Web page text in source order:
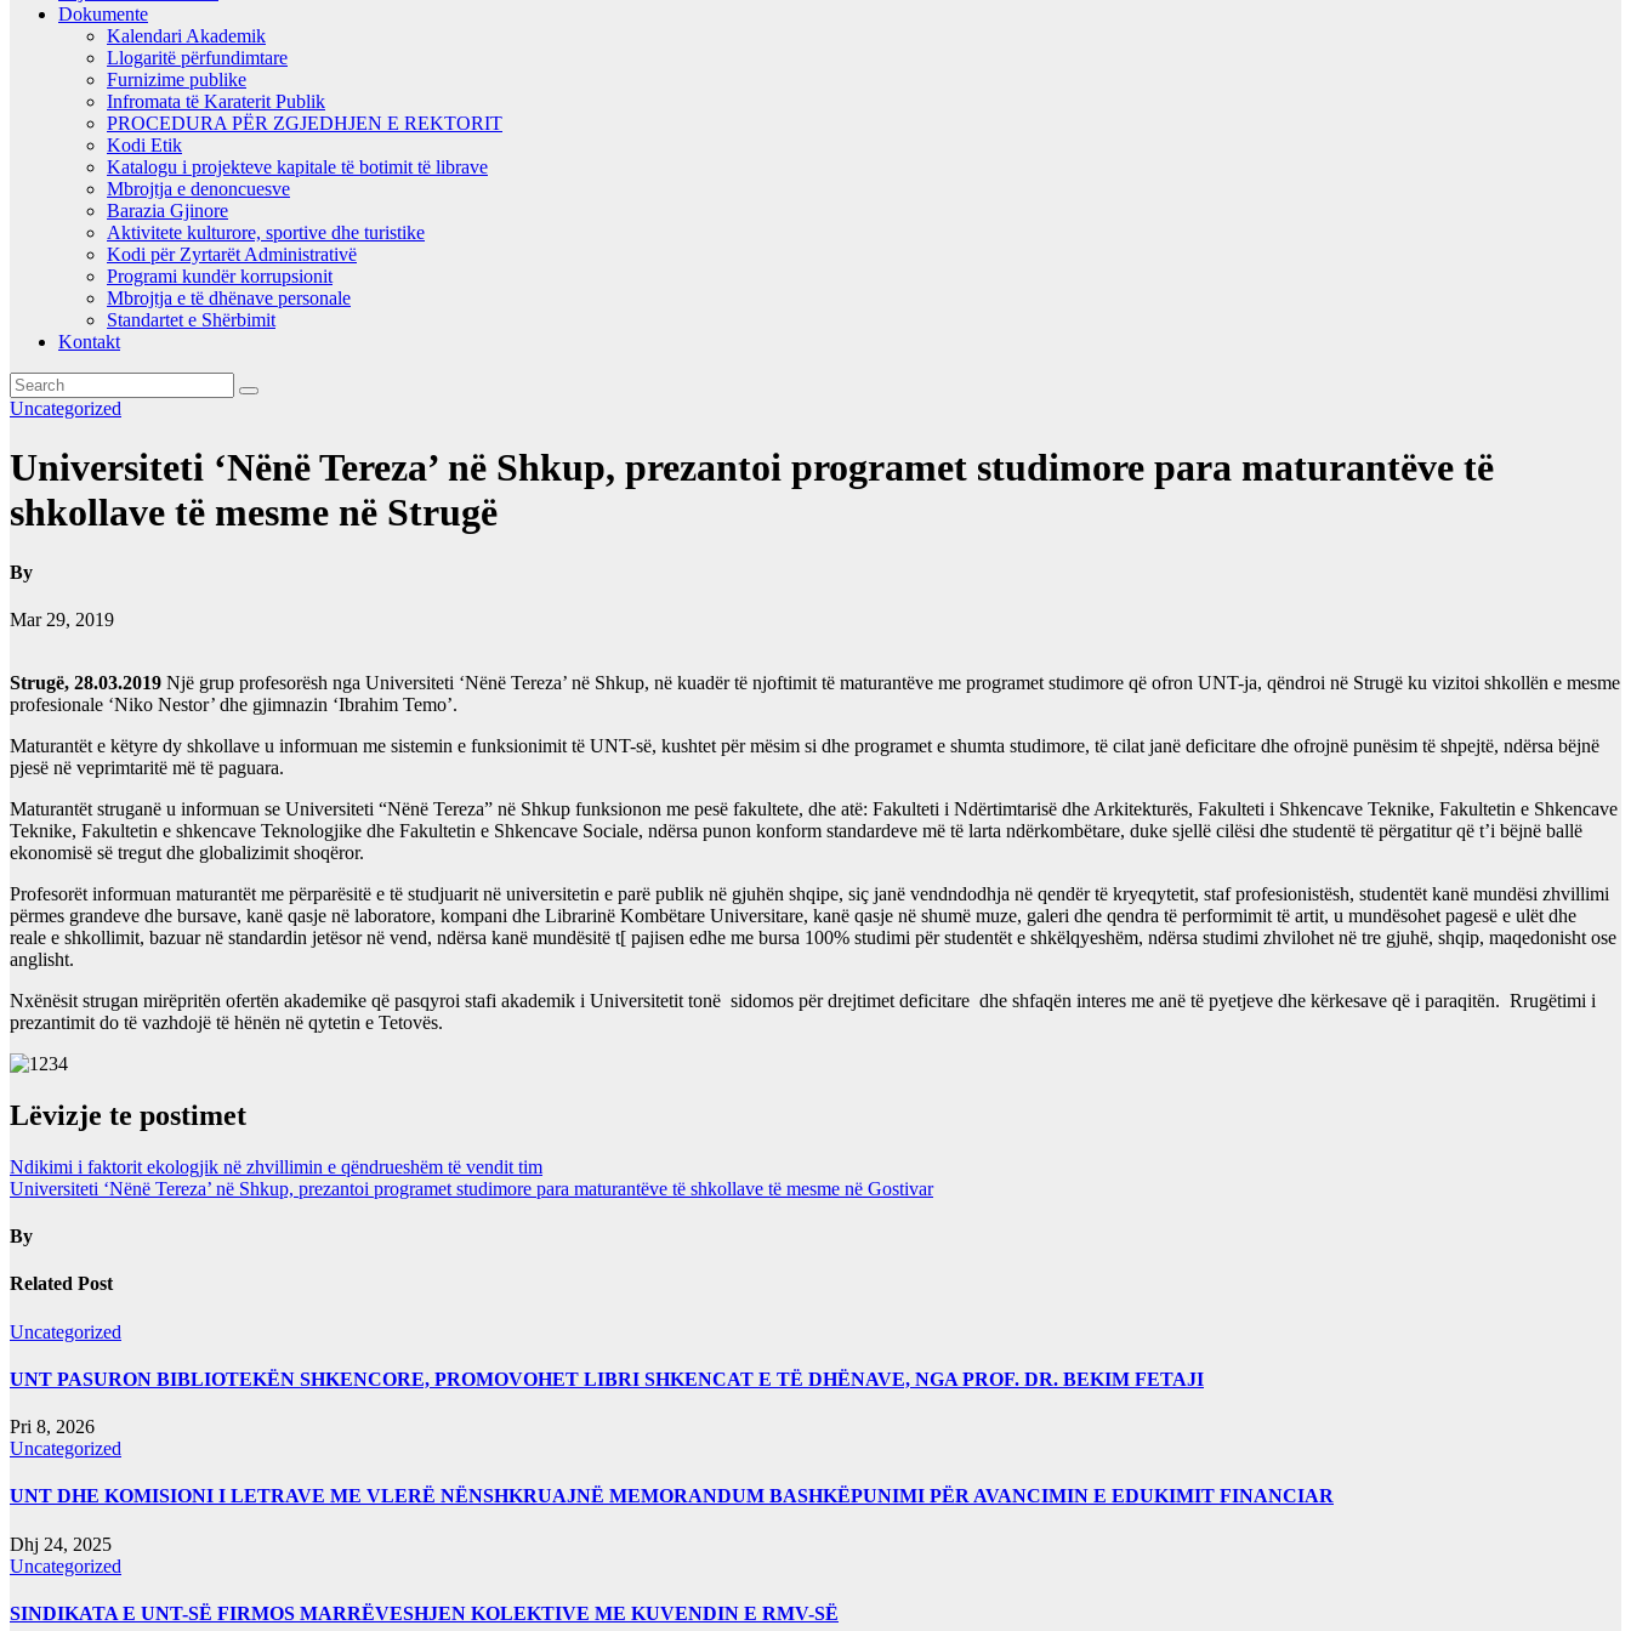
Dokumente
Kalendari Akademik
Llogaritë përfundimtare
Furnizime publike
Infromata të Karaterit Publik
PROCEDURA PËR ZGJEDHJEN E REKTORIT
Kodi Etik
Katalogu i projekteve kapitale të botimit të librave
Mbrojtja e denoncuesve
Barazia Gjinore
Aktivitete kulturore, sportive dhe turistike
Kodi për Zyrtarët Administrativë
Programi kundër korrupsionit
Mbrojtja e të dhënave personale
Standartet e Shërbimit
Kontakt
Uncategorized
Universiteti ‘Nënë Tereza’ në Shkup, prezantoi programet studimore para maturantëve të
shkollave të mesme në Strugë
By
Mar 29, 2019
Strugë, 28.03.2019 Një grup profesorësh nga Universiteti ‘Nënë Tereza’ në Shkup, në kuadër të njoftimit të maturantëve me programet studimore që ofron UNT-ja, qëndroi në Strugë ku vizitoi shkollën e mesme
profesionale ‘Niko Nestor’ dhe gjimnazin ‘Ibrahim Temo’.
Maturantët e këtyre dy shkollave u informuan me sistemin e funksionimit të UNT-së, kushtet për mësim si dhe programet e shumta studimore, të cilat janë deficitare dhe ofrojnë punësim të shpejtë, ndërsa bëjnë
pjesë në veprimtaritë më të paguara.
Maturantët struganë u informuan se Universiteti “Nënë Tereza” në Shkup funksionon me pesë fakultete, dhe atë: Fakulteti i Ndërtimtarisë dhe Arkitekturës, Fakulteti i Shkencave Teknike, Fakultetin e Shkencave
Teknike, Fakultetin e shkencave Teknologjike dhe Fakultetin e Shkencave Sociale, ndërsa punon konform standardeve më të larta ndërkombëtare, duke sjellë cilësi dhe studentë të përgatitur që t’i bëjnë ballë
ekonomisë së tregut dhe globalizimit shoqëror.
Profesorët informuan maturantët me përparësitë e të studjuarit në universitetin e parë publik në gjuhën shqipe, siç janë vendndodhja në qendër të kryeqytetit, staf profesionistësh, studentët kanë mundësi zhvillimi
përmes grandeve dhe bursave, kanë qasje në laboratore, kompani dhe Librarinë Kombëtare Universitare, kanë qasje në shumë muze, galeri dhe qendra të performimit të artit, u mundësohet pagesë e ulët dhe
reale e shkollimit, bazuar në standardin jetësor në vend, ndërsa kanë mundësitë t[ pajisen edhe me bursa 100% studimi për studentët e shkëlqyeshëm, ndërsa studimi zhvilohet në tre gjuhë, shqip, maqedonisht ose
anglisht.
Nxënësit strugan mirëpritën ofertën akademike që pasqyroi stafi akademik i Universitetit tonë sidomos për drejtimet deficitare dhe shfaqën interes me anë të pyetjeve dhe kërkesave që i paraqitën. Rrugëtimi i
prezantimit do të vazhdojë të hënën në qytetin e Tetovës.
Lëvizje te postimet
Ndikimi i faktorit ekologjik në zhvillimin e qëndrueshëm të vendit tim
Universiteti ‘Nënë Tereza’ në Shkup, prezantoi programet studimore para maturantëve të shkollave të mesme në Gostivar
By
Related Post
Uncategorized
UNT PASURON BIBLIOTEKËN SHKENCORE, PROMOVOHET LIBRI SHKENCAT E TË DHËNAVE, NGA PROF. DR. BEKIM FETAJI
Pri 8, 2026
Uncategorized
UNT DHE KOMISIONI I LETRAVE ME VLERË NËNSHKRUAJNË MEMORANDUM BASHKËPUNIMI PËR AVANCIMIN E EDUKIMIT FINANCIAR
Dhj 24, 2025
Uncategorized
SINDIKATA E UNT-SË FIRMOS MARRËVESHJEN KOLEKTIVE ME KUVENDIN E RMV-SË